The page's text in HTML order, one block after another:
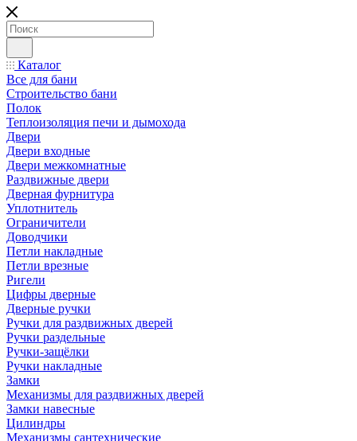
Каталог
Все для бани
Строительство бани
Полок
Теплоизоляция печи и дымохода
Двери
Двери входные
Двери межкомнатные
Раздвижные двери
Дверная фурнитура
Уплотнитель
Ограничители
Доводчики
Петли накладные
Петли врезные
Ригели
Цифры дверные
Дверные ручки
Ручки для раздвижных дверей
Ручки раздельные
Ручки-защёлки
Ручки накладные
Замки
Механизмы для раздвижных дверей
Замки навесные
Цилиндры
Механизмы сантехнические